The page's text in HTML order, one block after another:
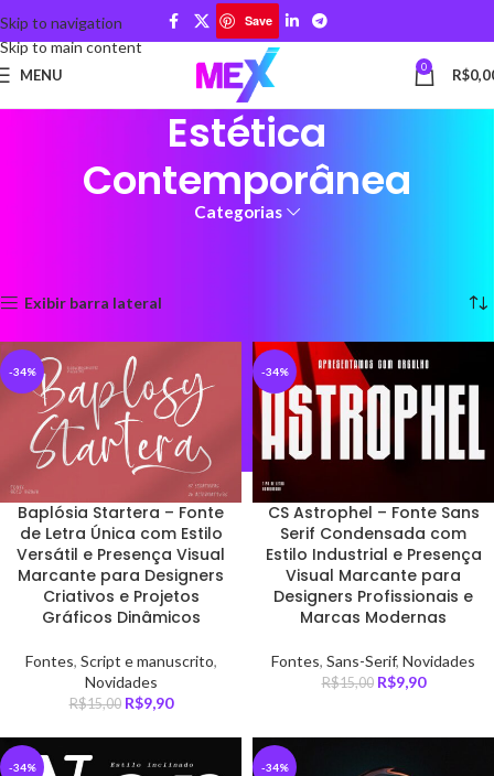
Skip to navigation
Skip to main content
Save
MENU 0 R$
Estética
Contemporânea
Categorias
Exibir barra lateral
-34%
Baplósia Startera – Fonte
de Letra Única com Estilo
Versátil e Presença Visual
Marcante para Designers
Criativos e Projetos
Gráficos Dinâmicos
Fontes, Script e manuscrito,
Novidades
R$15,00 R$9,90
-34%
CS Astrophel – Fonte Sans
Serif Condensada com
Estilo Industrial e Presença
Visual Marcante para
Designers Profissionais e
Marcas Modernas
Fontes, Sans-Serif, Novidades
R$15,00 R$9,90
-34% -34%